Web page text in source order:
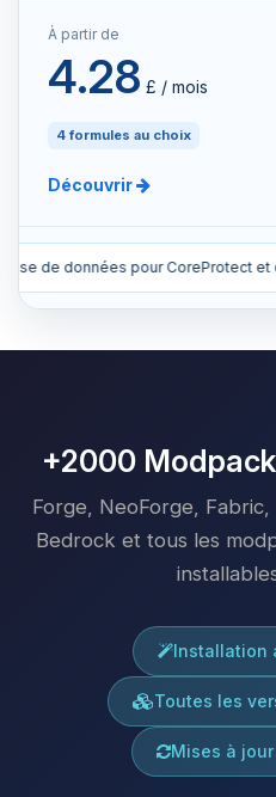
À partir de
4.28 £ / mois
4 formules au choix
Découvrir
le plugin. Installe
+2000
Forge, NeoForge,
Bedrock et tous les
Installation
Toutes les
Mises à